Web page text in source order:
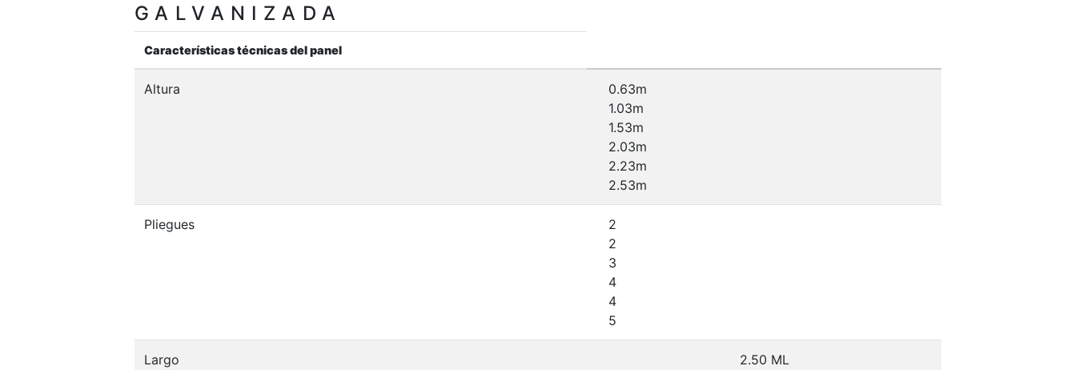
GALVANIZADA
Características técnicas del panel
Altura
0.63m
1.03m
1.53m
2.03m
2.23m
2.53m
Pliegues
2
2
3
4
4
5
Largo 2.50 ML